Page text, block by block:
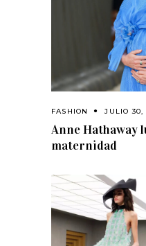
FASHION JULIO 30,
Anne Hathaway
maternidad